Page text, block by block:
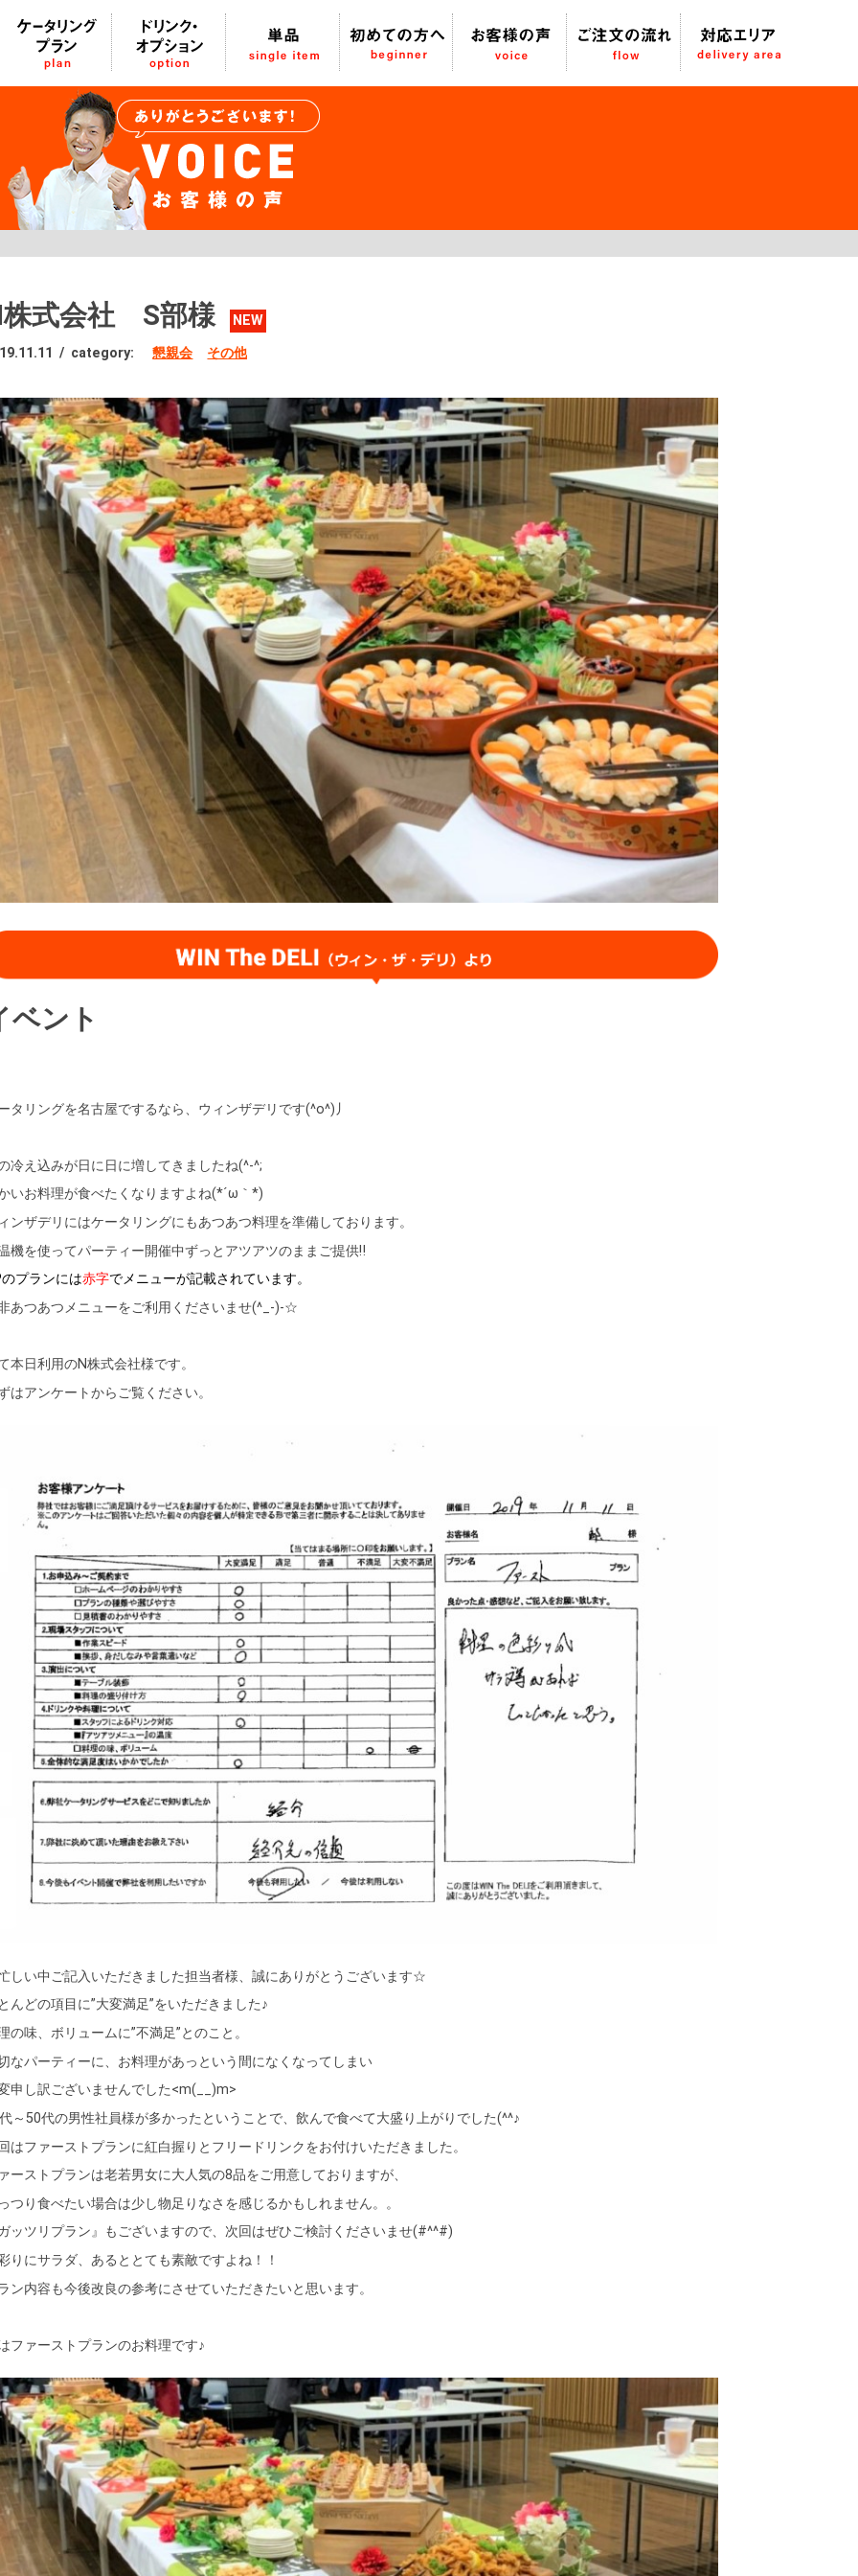
株式会社 S部様 NEW
/ category: 懇親会 その他
ベント
タリングを名古屋でするなら、ウィンザデリです(^o^)丿
冷え込みが日に日に増してきましたね(^-^;
いお料理が食べたくなりますよね(*´ω｀*)
ンザデリにはケータリングにもあつあつ料理を準備しております。
機を使ってパーティー開催中ずっとアツアツのままご提供‼
のプランには赤字でメニューが記載されています。
あつあつメニューをご利用くださいませ(^_-)-☆
本日利用のN株式会社様です。
はアンケートからご覧ください。
しい中ご記入いただきました担当者様、誠にありがとうございます☆
んどの項目に”大変満足”をいただきました♪
の味、ボリュームに”不満足”とのこと。
なパーティーに、お料理があっという間になくなってしまい
申し訳ございませんでした<m(__)m>
～50代の男性社員様が多かったということで、飲んで食べて大盛り上がりでした(^^♪
はファーストプランに紅白握りとフリードリンクをお付けいただきました。
ーストプランは老若男女に大人気の8品をご用意しておりますが、
つり食べたい場合は少し物足りなさを感じるかもしれません。。
ガッツリプラン』もございますので、次回はぜひご検討くださいませ(#^^#)
りにサラダ、あるととても素敵ですよね！！
ン内容も今後改良の参考にさせていただきたいと思います。
ファーストプランのお料理です♪